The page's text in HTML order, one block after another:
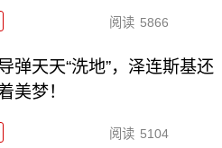
阅读 5866
弹天天“洗地”，泽连斯基还
美梦！
阅读 5104